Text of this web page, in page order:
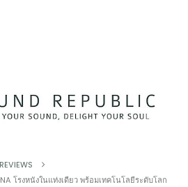
REVIEWS
โรงหนังในแท่งเดียว พร้อมเทคโนโลยีระดับโลก